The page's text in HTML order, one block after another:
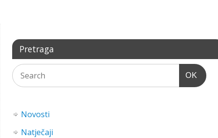
Pretraga
OK
Novosti
Natječaji